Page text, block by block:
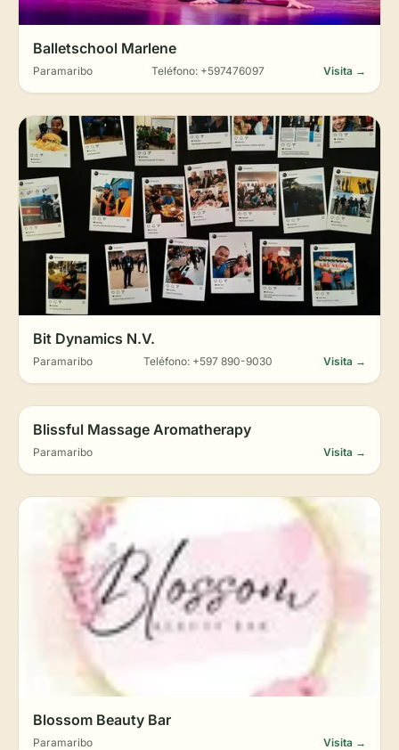
Balletschool Marlene
Paramaribo Teléfono: +597476097 Visita →
Bit Dynamics N.V.
Paramaribo Teléfono: +597 890-9030 Visita →
Blissful Massage Aromatherapy
Paramaribo Visita →
Blossom Beauty Bar
Paramaribo Visita →